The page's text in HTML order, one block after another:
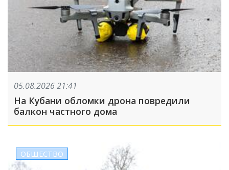
05.08.2026 21:41
На Кубани обломки дрона повредили
балкон частного дома
ОБЩЕСТВО